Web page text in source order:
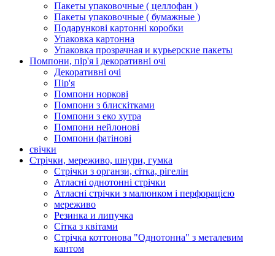
Пакеты упаковочные ( целлофан )
Пакеты упаковочные ( бумажные )
Подарункові картонні коробки
Упаковка картонна
Упаковка прозрачная и курьерские пакеты
Помпони, пір'я і декоративні очі
Декоративні очі
Пір'я
Помпони норкові
Помпони з блискітками
Помпони з еко хутра
Помпони нейлонові
Помпони фатінові
свічки
Стрічки, мереживо, шнури, гумка
Стрічки з органзи, сітка, рігелін
Атласні однотонні стрічки
Атласні стрічки з малюнком і перфорацією
мереживо
Резинка и липучка
Сітка з квітами
Стрічка коттонова "Однотонна" з металевим
кантом